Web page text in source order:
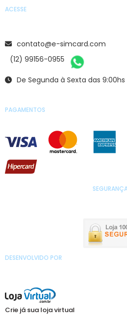
ACESSE
contato@e-simcard.com
(12) 99156-0955
De Segunda à Sexta das 9:00hs
PAGAMENTOS
DESENVOLVIDO POR
Crie já sua loja virtual